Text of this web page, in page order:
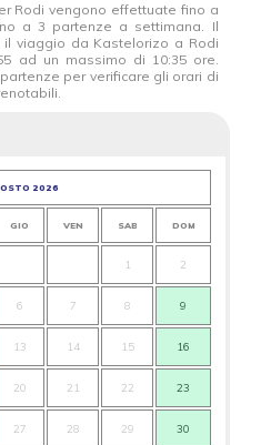
Rodi vengono effettuate fino a
a 3 partenze a settimana. Il
viaggio da Kastelorizo a Rodi
ad un massimo di 10:35 ore.
per verificare gli orari di
2026
GIO VEN SAB DOM
1 2
6 7 8 9
13 14 15 16
20 21 22 23
27 28 29 30